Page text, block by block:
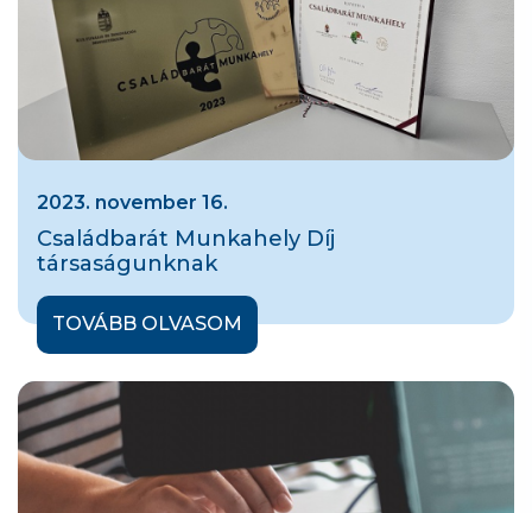
2023. november 16.
Családbarát Munkahely Díj
társaságunknak
TOVÁBB OLVASOM